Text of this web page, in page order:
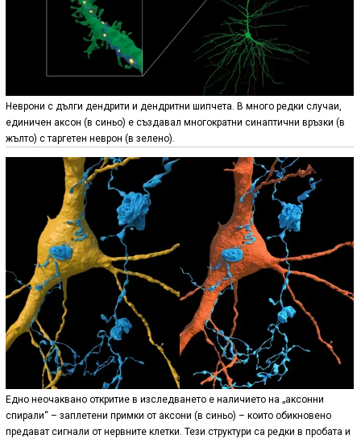
Неврони с дълги дендрити и дендритни шипчета. В много редки случаи,
единичен аксон (в синьо) е създавал многократни синаптични връзки (в
жълто) с таргетен неврон (в зелено).
Едно неочаквано откритие в изследването е наличието на „аксонни
спирали“ – заплетени примки от аксони (в синьо) – които обикновено
предават сигнали от нервните клетки. Тези структури са редки в пробата и